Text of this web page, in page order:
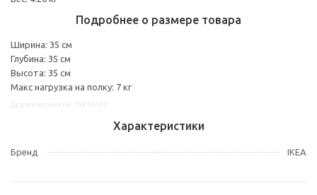
Подробнее о размере товара
Ширина: 35 см
Глубина: 35 см
Высота: 35 см
Макс нагрузка на полку: 7 кг
Характеристики
Бренд IKEA